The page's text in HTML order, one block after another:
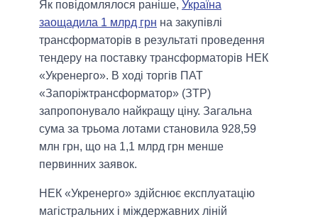
Як повідомлялося раніше, Україна
заощадила 1 млрд грн на закупівлі
трансформаторів в результаті проведення
тендеру на поставку трансформаторів НЕК
«Укренерго». В ході торгів ПАТ
«Запоріжтрансформатор» (ЗТР)
запропонувало найкращу ціну. Загальна
сума за трьома лотами становила 928,59
млн грн, що на 1,1 млрд грн менше
первинних заявок.
НЕК «Укренерго» здійснює експлуатацію
магістральних і міждержавних ліній